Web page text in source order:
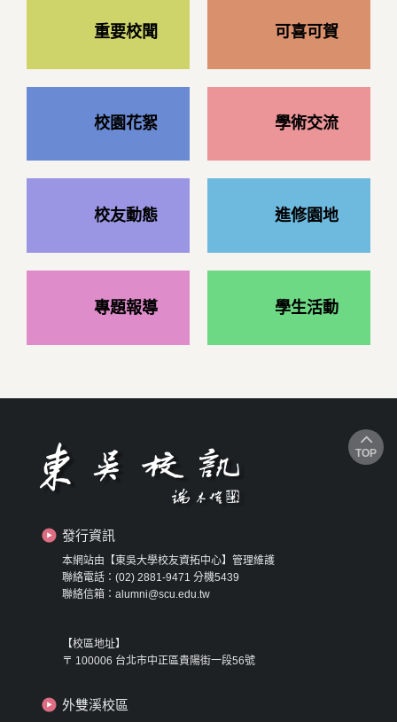
重要校聞 可喜可賀
校園花絮 學術交流
校友動態 進修園地
專題報導 學生活動
發行資訊
本網站由【東吳大學校友資拓中心】管理維護
聯絡電話：(02) 2881-9471 分機5439
聯絡信箱：alumni@scu.edu.tw
【校區地址】
〒 100006 台北市中正區貴陽街一段56號
外雙溪校區
TOP